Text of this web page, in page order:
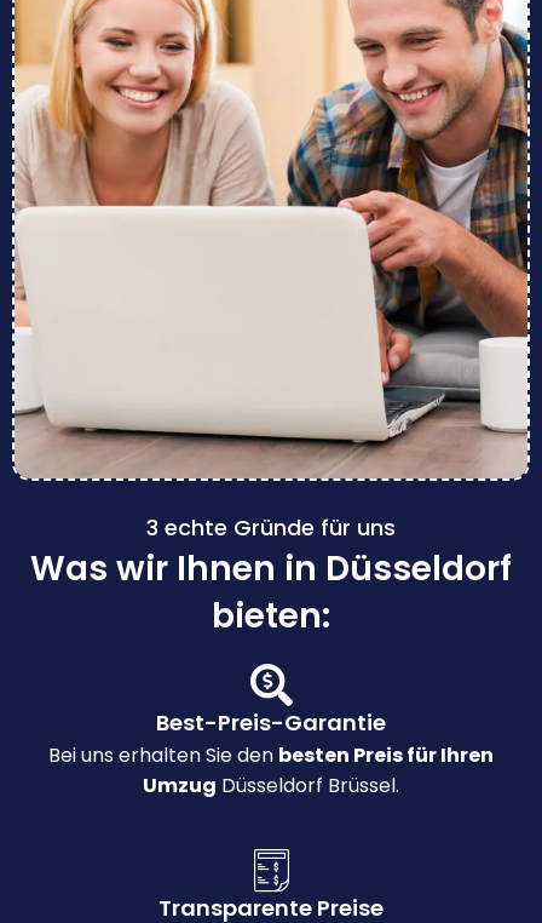
3 echte Gründe für uns
Was wir Ihnen in Düsseldorf
bieten:
Best-Preis-Garantie
Bei uns erhalten Sie den besten Preis für Ihren
Umzug Düsseldorf Brüssel.
Transparente Preise